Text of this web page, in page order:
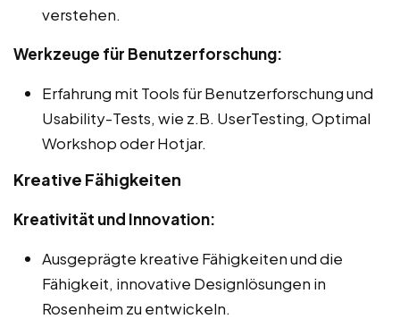
verstehen.
Werkzeuge für Benutzerforschung:
Erfahrung mit Tools für Benutzerforschung und
Usability-Tests, wie z.B. UserTesting, Optimal
Workshop oder Hotjar.
Kreative Fähigkeiten
Kreativität und Innovation:
Ausgeprägte kreative Fähigkeiten und die
Fähigkeit, innovative Designlösungen in
Rosenheim zu entwickeln.